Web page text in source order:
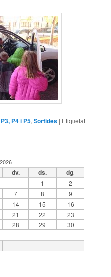
P4 i P5,Sortides | Etiquetat
dv. ds. dg.
1
2
7 8
9
14 15
16
21 22
23
28 29
30